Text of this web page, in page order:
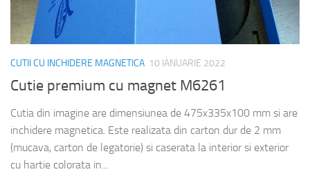
CUTII CU INCHIDERE MAGNETICA 10 IANUARIE 2022
Cutie premium cu magnet M6261
Cutia din imagine are dimensiunea de 475x335x100 mm si are
inchidere magnetica. Este realizata din carton dur de 2 mm
(mucava, carton de legatorie) si caserata la interior si exterior
cu hartie colorata in...